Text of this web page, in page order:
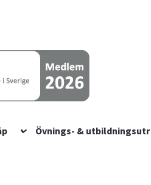
Övnings- & utbildningsutr